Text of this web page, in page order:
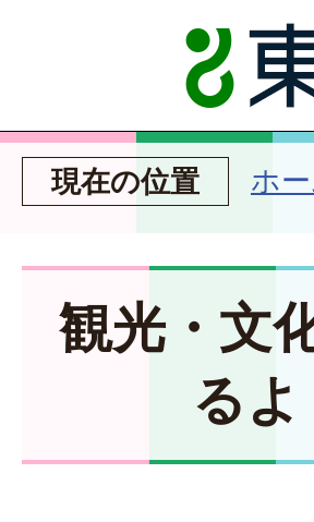
現在の位置 ホ
観光・文
る